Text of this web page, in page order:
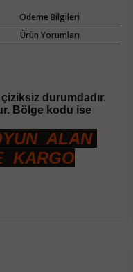
Ödeme Bilgileri
Ürün Yorumları
çiziksiz durumdadır.
Bölge kodu ise
ALAN
KARGO